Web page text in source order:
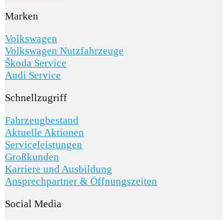
Marken
Volkswagen
Volkswagen Nutzfahrzeuge
Škoda Service
Audi Service
Schnellzugriff
Fahrzeugbestand
Aktuelle Aktionen
Serviceleistungen
Großkunden
Karriere und Ausbildung
Ansprechpartner & Öffnungszeiten
Social Media